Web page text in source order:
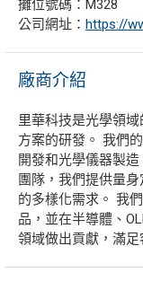
攤位號碼：M328
公司網址： https://
廠商介紹
里華科技是光學領
方案的研發。 我們
開發和光學儀器製
團隊，我們提供量
的多樣化需求。 我
品，並在半導體、
領域做出貢獻，滿足